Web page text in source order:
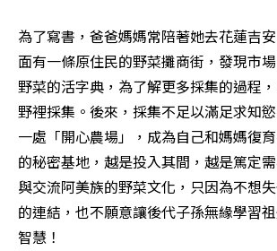
為了寫書，爸爸媽媽常陪著她去花蓮吉
面有一條原住民的野菜攤商街，發現市
野菜的活字典，為了解更多採集的過程
野裡採集。後來，採集不足以滿足求知
一處「開心農場」，成為自己和媽媽復
的秘密基地，越是投入其間，越是篤定
與交流阿美族的野菜文化，只因為不想
的連結，也不願意讓後代子孫無緣學習
智慧！